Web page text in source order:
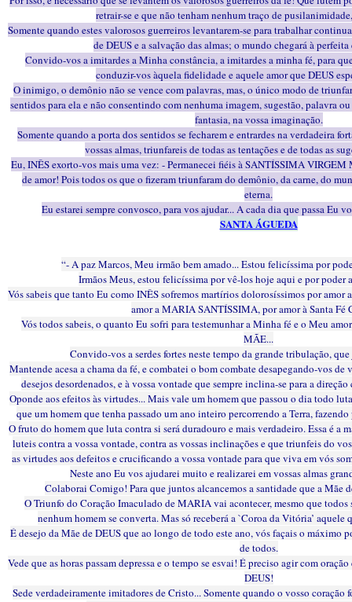
retrair-se e que não tenham nenhum traço de
Somente quando estes valorosos guerreiros levantarem-se para trabalhar
de DEUS e a salvação das almas; o mundo chegará à
Convido-vos a imitardes a Minha constância, a imitardes a minha fé, para
conduzir-vos àquela fidelidade e aquele amor que DEUS
O inimigo, o demônio não se vence com palavras, mas, o único modo de
sentidos para ela e não consentindo com nenhuma imagem, sugestão, palavra
fantasia, na vossa imaginação.
Somente quando a porta dos sentidos se fecharem e entrardes na verdadeira
vossas almas, triunfareis de todas as tentações e de todas as
Eu, INÊS exorto-vos mais uma vez: - Permanecei fiéis à SANTÍSSIMA VIRGEM
de amor! Pois todos os que o fizeram triunfaram do demônio, da carne, do
eterna.
Eu estarei sempre convosco, para vos ajudar... A cada dia que passa Eu
SANTA ÁGUEDA
“- A paz Marcos, Meu irmão bem amado... Estou felicíssima por
Irmãos Meus, estou felicíssima por vê-los hoje aqui e por poder
Vós sabeis que tanto Eu como INÊS sofremos martírios dolorosíssimos por amor
amor a MARIA SANTÍSSIMA, por amor à Santa Fé
Vós todos sabeis, o quanto Eu sofri para testemunhar a Minha fé e o Meu
MÃE...
Convido-vos a serdes fortes neste tempo da grande tribulação,
Mantende acesa a chama da fé, e combatei o bom combate desapegando-vos de
desejos desordenados, e à vossa vontade que sempre inclina-se para a
Oponde aos efeitos às virtudes... Mais vale um homem que passou o dia todo
que um homem que tenha passado um ano inteiro percorrendo a Terra,
O fruto do homem que luta contra si será duradouro e mais verdadeiro. Essa é a
luteis contra a vossa vontade, contra as vossas inclinações e que triunfeis do
as virtudes aos defeitos e crucificando a vossa vontade para que viva em vós
Neste ano Eu vos ajudarei muito e realizarei em vossas almas
Colaborai Comigo! Para que juntos alcancemos a santidade que a Mãe
O Triunfo do Coração Imaculado de MARIA vai acontecer, mesmo que todos
nenhum homem se converta. Mas só receberá a `Coroa da Vitória’ aquele
É desejo da Mãe de DEUS que ao longo de todo este ano, vós façais o máximo
de todos.
Vede que as horas passam depressa e o tempo se esvai! É preciso agir com
DEUS!
Sede verdadeiramente imitadores de Cristo... Somente quando o vosso